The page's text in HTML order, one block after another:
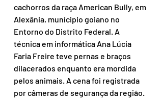
cachorros da raça American Bully, em
Alexânia, munícipio goiano no
Entorno do Distrito Federal. A
técnica em informática Ana Lúcia
Faria Freire teve pernas e braços
dilacerados enquanto era mordida
pelos animais. A cena foi registrada
por câmeras de segurança da região.